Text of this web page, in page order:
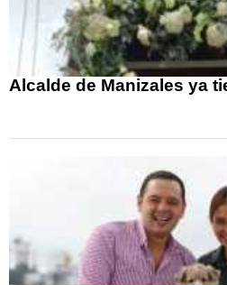
Alcalde de Manizales ya